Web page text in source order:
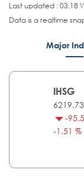
Last updated : 03.18
Data is a realtime
Major
IHSG
6219.73
-
-1.51 %